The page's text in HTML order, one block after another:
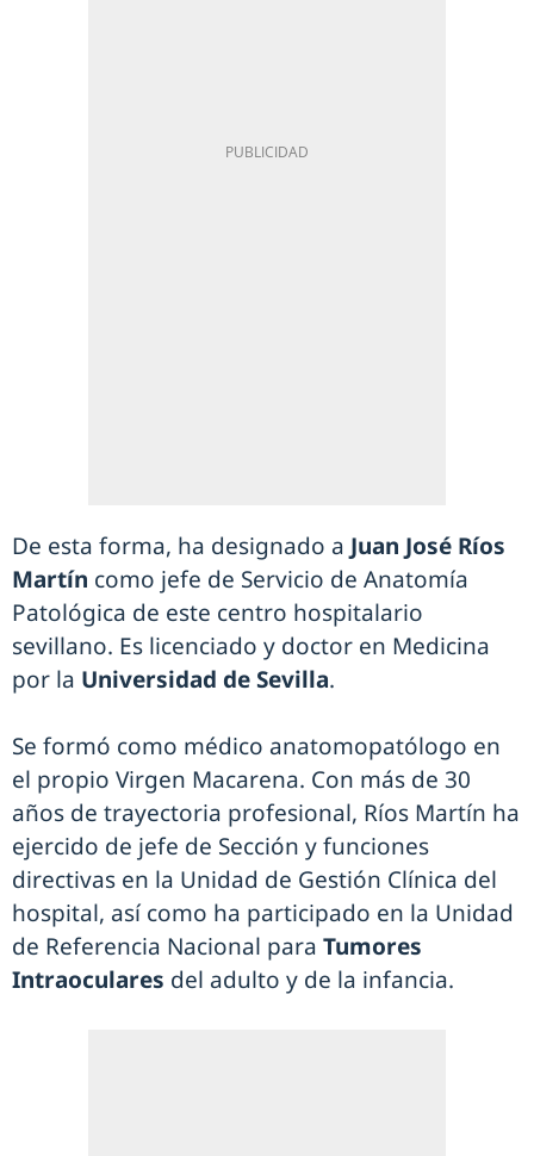
De esta forma, ha designado a Juan José Ríos
Martín como jefe de Servicio de Anatomía
Patológica de este centro hospitalario
sevillano. Es licenciado y doctor en Medicina
por la Universidad de Sevilla.
Se formó como médico anatomopatólogo en
el propio Virgen Macarena. Con más de 30
años de trayectoria profesional, Ríos Martín ha
ejercido de jefe de Sección y funciones
directivas en la Unidad de Gestión Clínica del
hospital, así como ha participado en la Unidad
de Referencia Nacional para Tumores
Intraoculares del adulto y de la infancia.